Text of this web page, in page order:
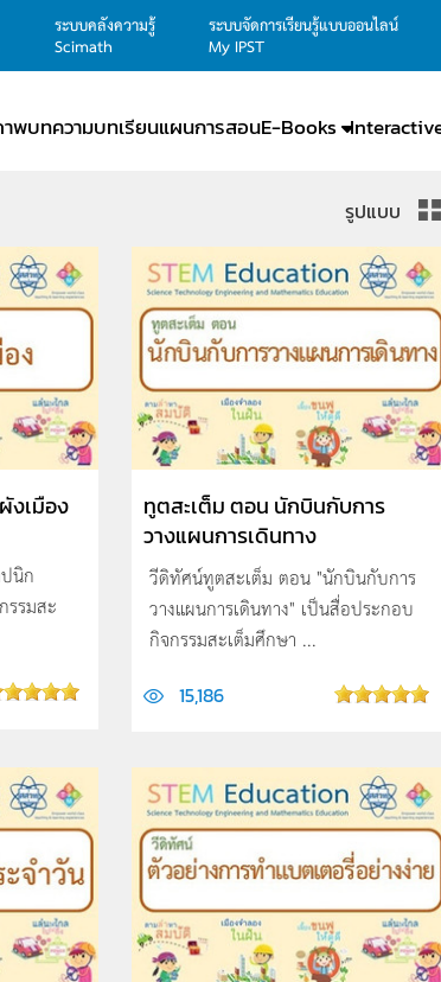
ระบบคลังความรู้
Scimath
ระบบจัดการเรียนรู้แบบออนไลน์
My IPST
พบทความบทเรียนแผนการสอนE-Books
รูปแบบ
งเมือง
นิก
รรมสะ
ทูตสะเต็ม ตอน นักบินกับการ
วางแผนการเดินทาง
วีดิทัศน์ทูตสะเต็ม ตอน "นักบินกับการ
วางแผนการเดินทาง" เป็นสื่อประกอบ
กิจกรรมสะเต็มศึกษา ...
15,186